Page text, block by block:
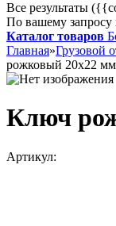
Все результаты
По вашему запросу
Каталог товаров
Главная»Грузовой
рожковый 20х22 мм
Ключ
Артикул: